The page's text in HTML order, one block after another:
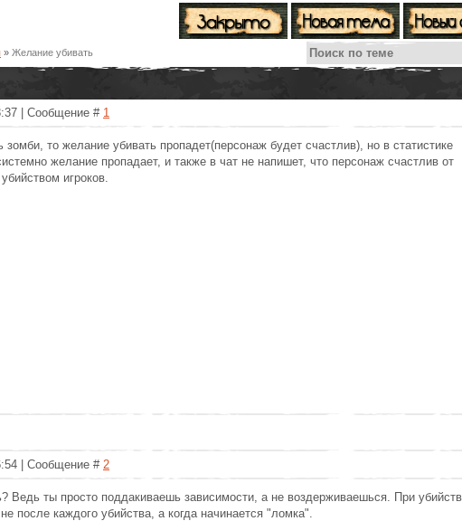
» Желание убивать
| Сообщение # 1
зомби, то желание убивать пропадет(персонаж будет счастлив), но в статистике
желание пропадает, и также в чат не напишет, что персонаж счастлив от
игроков.
| Сообщение #2
Ведь ты просто поддакиваешь зависимости, а не воздерживаешься. При
после каждого убийства, а когда начинается "ломка".